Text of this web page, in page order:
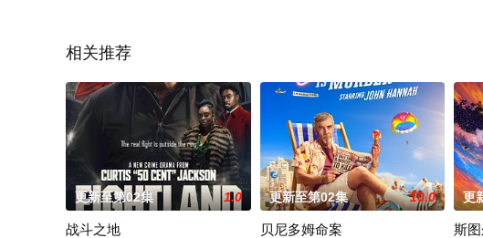
相关推荐
更新至第02集 1.0
战斗之地
更新至第02集 10.0
贝尼多姆命案
更
斯